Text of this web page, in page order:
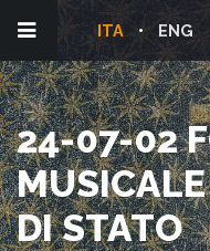
ENG
ITA
24-07-02
DI STATO